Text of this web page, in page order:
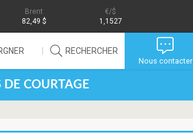
Brent
82,49 $
/$
1,1527
RECHERCHER
Nous contacter
DE COURTAGE